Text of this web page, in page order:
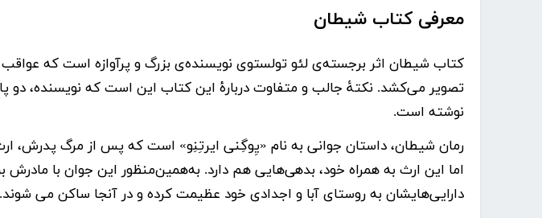
معرفی کتاب شیطان
کتاب شیطان اثر برجسته‌ی لئو تولستوی نویسنده‌ی بزرگ و پرآوازه است که
تصویر می‌کشد. نکتۀ جالب و متفاوت دربارۀ این کتاب این است که نویسنده، دو
نوشته است.
رمان شیطان، داستان جوانی به نام «یِوگِنی ایرتِنِو» است که پس از مرگ پدرش،
اما این ارث به همراه خود، بدهی‌هایی هم دارد. به‌همین‌منظور این جوان با مادرش
دارایی‌هایشان به روستای آبا و اجدادی خود عظیمت کرده و در آنجا ساکن می شوند.